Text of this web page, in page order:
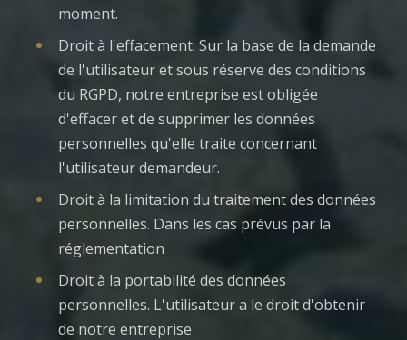
moment.
Droit à l'effacement. Sur la base de la demande
de l'utilisateur et sous réserve des conditions
du RGPD, notre entreprise est obligée
d'effacer et de supprimer les données
personnelles qu'elle traite concernant
l'utilisateur demandeur.
Droit à la limitation du traitement des données
personnelles. Dans les cas prévus par la
réglementation
Droit à la portabilité des données
personnelles. L'utilisateur a le droit d'obtenir
de notre entreprise